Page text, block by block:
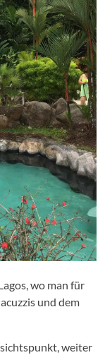
wo man für
und dem
weiter